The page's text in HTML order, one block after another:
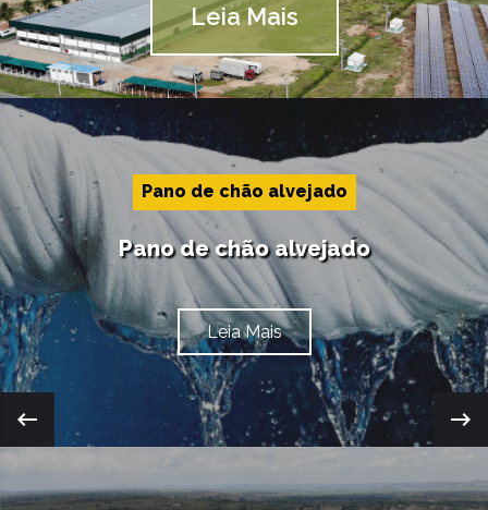
Leia Mais
Pano de chão alvejado
Pano de chão alvejado
Leia Mais